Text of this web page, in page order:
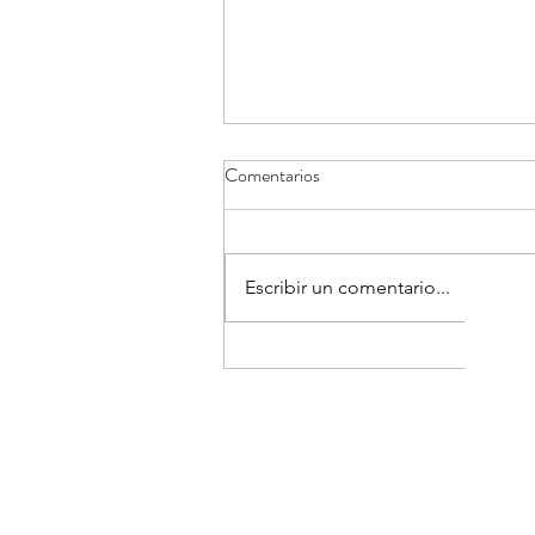
¿Tu hijo es “malo para los
Comentarios
Escribir un comentario...